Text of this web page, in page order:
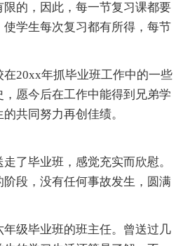
的，因此，每一节复习课都要
学生每次复习都有所得，每节
在20xx年抓毕业班工作中的一些
愿今后在工作中能得到兄弟学
共同努力再创佳绩。
了毕业班，感觉充实而欣慰。
段，没有任何事故发生，圆满
年级毕业班的班主任。曾送过几